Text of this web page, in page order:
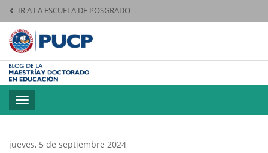
IR A LA ESCUELA DE POSGRADO
Pontificia
Toggle
navigation
jueves, 5 de septiembre 2024